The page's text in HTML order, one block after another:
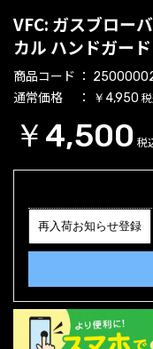
VFC: ガスブロー
カル ハンドガード
商品コード
通常価格 ￥4,950
￥4,500 税
再入荷お知らせ登録